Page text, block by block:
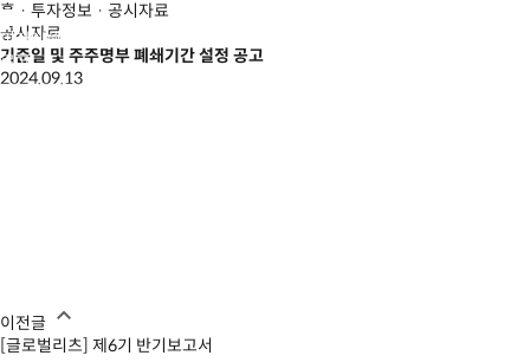
홈 · 투자정보 · 공시자료
공시자료
기준일 및 주주명부 폐쇄기간 설정 공고
2024.09.13
이전글
[글로벌리츠] 제6기 반기보고서